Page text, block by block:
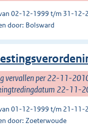
02-12-1999 t/m 31-12-
door: Bolsward
vervallen per 22-11-
22-11-
01-12-1999 t/m 21-11-
door: Zoeterwoude